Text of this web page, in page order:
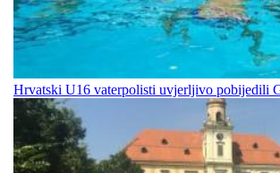
Hrvatski U16 vaterpolisti uvjerljivo pobijedili